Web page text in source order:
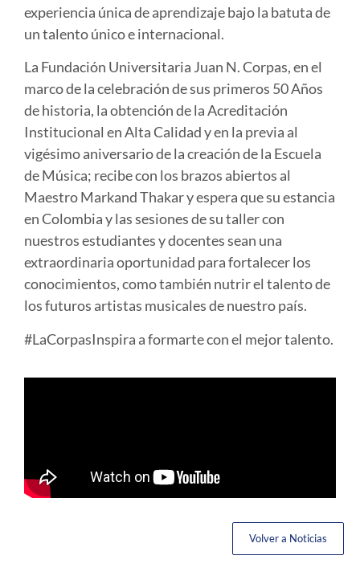
experiencia única de aprendizaje bajo la batuta de
un talento único e internacional.
La Fundación Universitaria Juan N. Corpas, en el
marco de la celebración de sus primeros 50 Años
de historia, la obtención de la Acreditación
Institucional en Alta Calidad y en la previa al
vigésimo aniversario de la creación de la Escuela
de Música; recibe con los brazos abiertos al
Maestro Markand Thakar y espera que su estancia
en Colombia y las sesiones de su taller con
nuestros estudiantes y docentes sean una
extraordinaria oportunidad para fortalecer los
conocimientos, como también nutrir el talento de
los futuros artistas musicales de nuestro país.
#LaCorpasInspira a formarte con el mejor talento.
Volver a Noticias